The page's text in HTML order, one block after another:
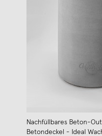
Nachfüllbares Beton-
Betondeckel - Ideal